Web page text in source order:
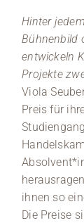
Hinter
Bühnenbild
entwickeln
Projekte
Viola
Preis für
ihnen so
Die Preise